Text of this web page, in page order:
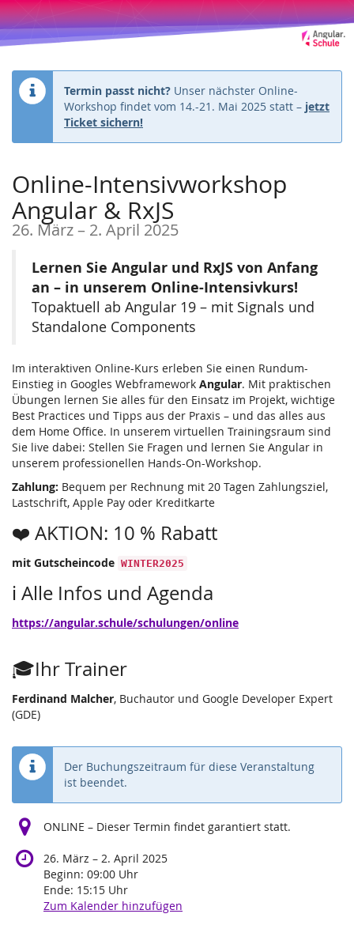
Zum
Haupt-
Inhalt
Termin passt nicht? Unser nächster Online-
Workshop findet vom 14.-21. Mai 2025 statt – jetzt
Ticket sichern!
Online-Intensivworkshop
Angular & RxJS
26. März–bis
2. April 2025
Lernen Sie Angular und RxJS von Anfang
an – in unserem Online-Intensivkurs!
Topaktuell ab Angular 19 – mit Signals und
Standalone Components
Im interaktiven Online-Kurs erleben Sie einen Rundum-
Einstieg in Googles Webframework Angular. Mit praktischen
Übungen lernen Sie alles für den Einsatz im Projekt, wichtige
Best Practices und Tipps aus der Praxis – und das alles aus
dem Home Office. In unserem virtuellen Trainingsraum sind
Sie live dabei: Stellen Sie Fragen und lernen Sie Angular in
unserem professionellen Hands-On-Workshop.
Zahlung: Bequem per Rechnung mit 20 Tagen Zahlungsziel,
Lastschrift, Apple Pay oder Kreditkarte
❤️ AKTION: 10 % Rabatt
mit Gutscheincode WINTER2025
ℹ️ Alle Infos und Agenda
https://angular.schule/schulungen/online
🎓Ihr Trainer
Ferdinand Malcher, Buchautor und Google Developer Expert
(GDE)
Der Buchungszeitraum für diese Veranstaltung
ist beendet.
ONLINE – Dieser Termin findet garantiert statt.
26. März –bis2. April 2025
Beginn: 09:00 Uhr
Ende: 15:15 Uhr
Zum Kalender hinzufügen